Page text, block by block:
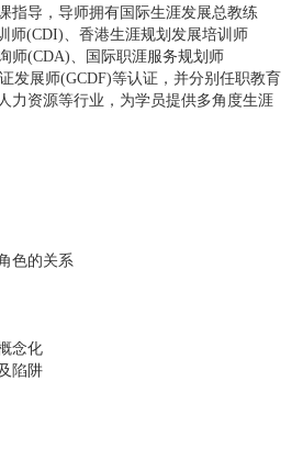
指导，导师拥有国际生涯发展总教练
师(CDI)、香港生涯规划发展培训师
师(CDA)、国际职涯服务规划师
发展师(GCDF)等认证，并分别任职教育
力资源等行业，为学员提供多角度生涯
色的关系
念化
陷阱